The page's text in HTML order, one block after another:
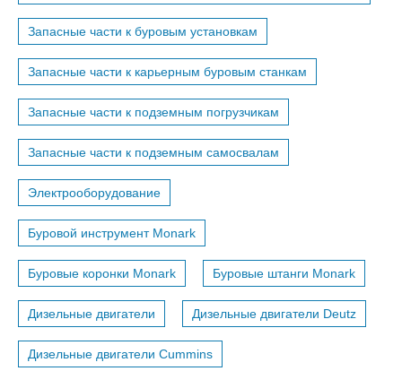
Запасные части к буровым установкам
Запасные части к карьерным буровым станкам
Запасные части к подземным погрузчикам
Запасные части к подземным самосвалам
Электрооборудование
Буровой инструмент Monark
Буровые коронки Monark Буровые штанги Monark
Дизельные двигатели Дизельные двигатели Deutz
Дизельные двигатели Cummins